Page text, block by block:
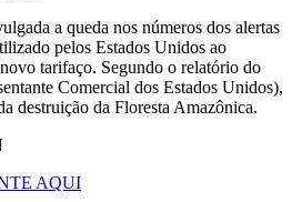
a queda nos números dos alertas
pelos Estados Unidos ao
tarifaço. Segundo o relatório do
Comercial dos Estados Unidos),
destruição da Floresta Amazônica.
AQUI